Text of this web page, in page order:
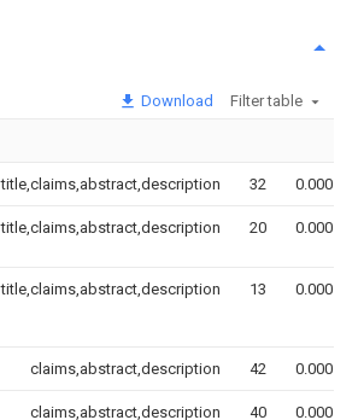
Download Filter table
title,claims,abstract,description 32 0.000
title,claims,abstract,description 20 0.000
title,claims,abstract,description 13 0.000
claims,abstract,description 42 0.000
claims,abstract,description 40 0.000